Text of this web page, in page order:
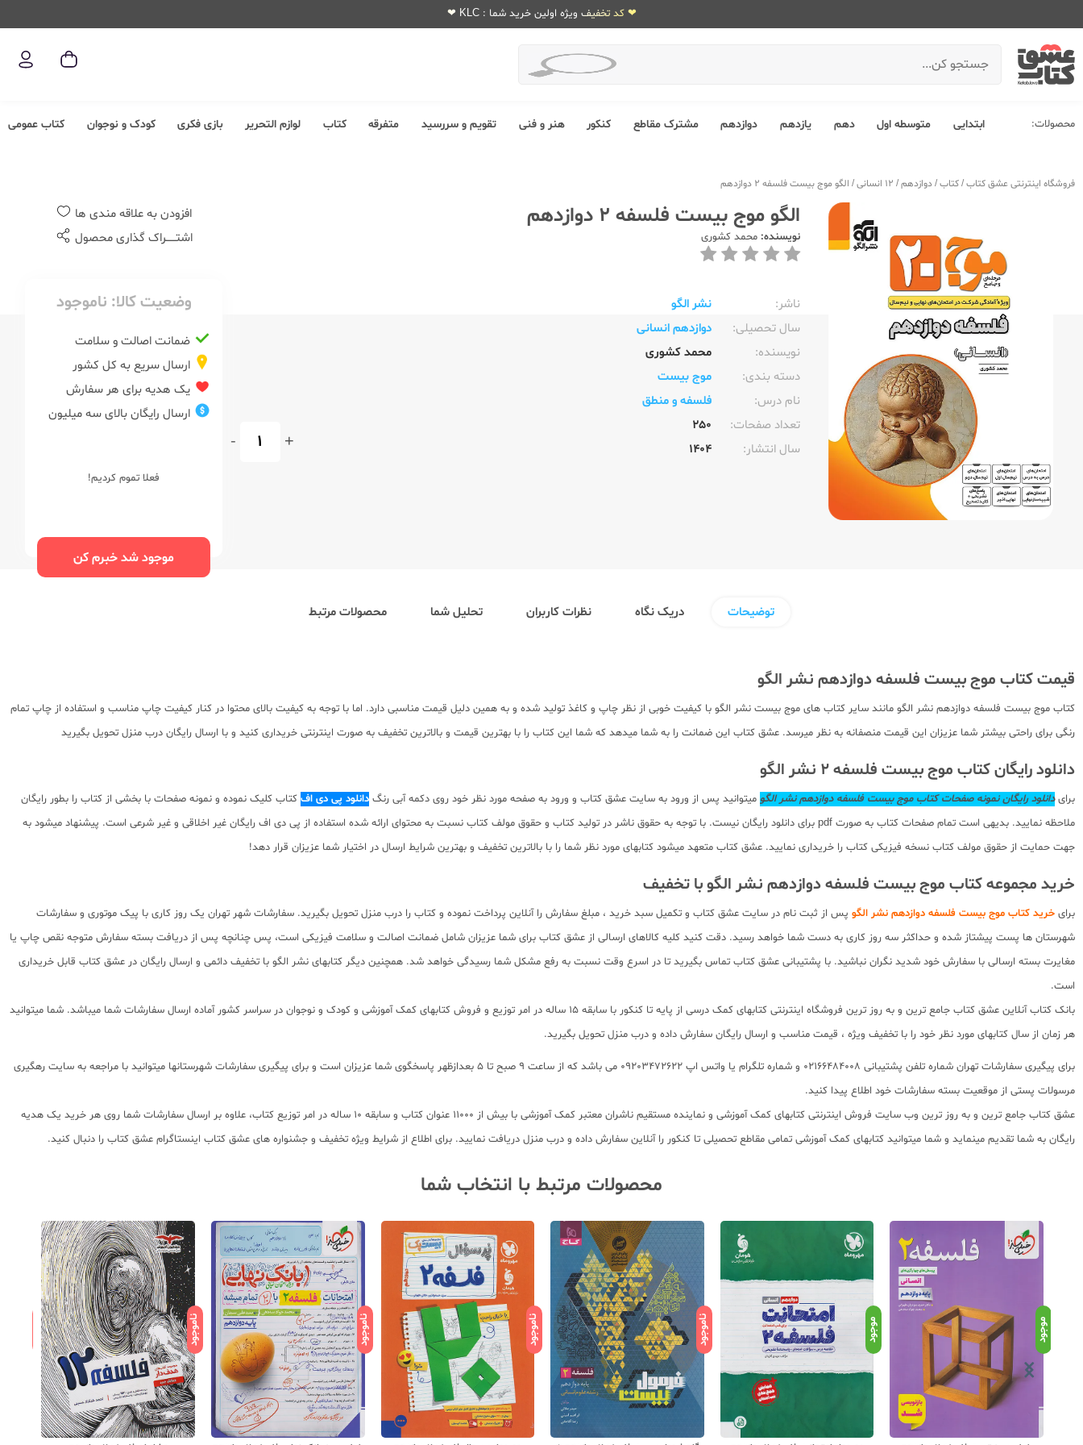
❤ کد تخفیف ویژه اولین خرید شما : KLC ❤
محصولات: ابتدایی متوسطه اول دهم یازدهم دوازدهم مشترک مقاطع کنکور هنر و فنی تقویم و سررسید متفرقه کتاب لوازم التحریر بازی فکری کودک و نوجوان کتاب عمومی
فروشگاه اینترنتی عشق کتاب/کتاب/دوازدهم/ 12 انسانی / الگو موج بیست فلسفه 2 دوازدهم
الگو موج بیست فلسفه 2 دوازدهم
نویسنده: محمد کشوری
ناشر:‌
نشر الگو
سال تحصیلی:‌
دوازدهم انسانی
نویسنده:‌
محمد کشوری
دسته بندی:
موج بیست
نام درس:
فلسفه و منطق
تعداد صفحات:‌
250
سال انتشار:‌
1404
+
-
افزودن به علاقه مندی ها
اشتــــــراک گذاری محصول
وضعیت کالا: ناموجود
ضمانت اصالت و سلامت
ارسال سریع به کل کشور
یک هدیه برای هر سفارش
ارسال رایگان بالای سه میلیون
فعلا تموم کردیم!
موجود شد خبرم کن
توضیحات دریک نگاه نظرات کاربران تحلیل شما محصولات مرتبط
قیمت کتاب موج بیست فلسفه دوازدهم نشر الگو
کتاب موج بیست فلسفه دوازدهم نشر الگو مانند سایر کتاب های موج بیست نشر الگو با کیفیت خوبی از نظر چاپ و کاغذ تولید شده و به همین دلیل قیمت مناسبی دارد. اما با توجه به کیفیت بالای محتوا در کنار کیفیت چاپ مناسب و استفاده از چاپ تمام
رنگی برای راحتی بیشتر شما عزیزان این قیمت منصفانه به نظر میرسد. عشق کتاب این ضمانت را به شما میدهد که شما این کتاب را با بهترین قیمت و بالاترین تخفیف به صورت اینترنتی خریداری کنید و با ارسال رایگان درب منزل تحویل بگیرید
دانلود رایگان کتاب موج بیست فلسفه 2 نشر الگو
برایدانلود رایگان نمونه صفحات کتاب موج بیست فلسفه دوازدهم نشر الگو میتوانید پس از ورود به سایت عشق کتاب و ورود به صفحه مورد نظر خود روی دکمه آبی رنگ دانلود پی دی اف کتاب کلیک نموده و نمونه صفحات با بخشی از کتاب را بطور رایگان
ملاحظه نمایید. بدیهی است تمام صفحات کتاب به صورت pdf برای دانلود رایگان نیست. با توجه به حقوق ناشر در تولید کتاب و حقوق مولف کتاب نسبت به محتوای ارائه شده استفاده از پی دی اف رایگان غیر اخلاقی و غیر شرعی است. پیشنهاد میشود به
جهت حمایت از حقوق مولف کتاب نسخه فیزیکی کتاب را خریداری نمایید. عشق کتاب متعهد میشود کتابهای مورد نظر شما را با بالاترین تخفیف و بهترین شرایط ارسال در اختیار شما عزیزان قرار دهد!
خرید مجموعه کتاب موج بیست فلسفه دوازدهم نشر الگو با تخفیف
برای خرید کتاب موج بیست فلسفه دوازدهم نشر الگو پس از ثبت نام در سایت عشق کتاب و تکمیل سبد خرید ، مبلغ سفارش را آنلاین پرداخت نموده و کتاب را درب منزل تحویل بگیرید. سفارشات شهر تهران یک روز کاری با پیک موتوری و سفارشات
شهرستان ها پست پیشتاز شده و حداکثر سه روز کاری به دست شما خواهد رسید. دقت کنید کلیه کالاهای ارسالی از عشق کتاب برای شما عزیزان شامل ضمانت اصالت و سلامت فیزیکی است، پس چنانچه پس از دریافت بسته سفارش متوجه نقص چاپ یا
مغایرت بسته ارسالی با سفارش خود شدید نگران نباشید. با پشتیبانی عشق کتاب تماس بگیرید تا در اسرع وقت نسبت به رفع مشکل شما رسیدگی خواهد شد. همچنین دیگر کتابهای نشر الگو با تخفیف دائمی و ارسال رایگان در عشق کتاب قابل خریداری
است.
بانک کتاب آنلاین عشق کتاب جامع ترین و به روز ترین فروشگاه اینترنتی کتابهای کمک درسی از پایه تا کنکور با سابقه 15 ساله در امر توزیع و فروش کتابهای کمک آموزشی و کودک و نوجوان در سراسر کشور آماده ارسال سفارشات شما میباشد. شما میتوانید
هر زمان از سال کتابهای مورد نظر خود را با تخفیف ویژه ، قیمت مناسب و ارسال رایگان سفارش داده و درب منزل تحویل بگیرید.
برای پیگیری سفارشات تهران شماره تلفن پشتیبانی 02166484008 و شماره تلگرام یا واتس اپ 09203472622 می باشد که از ساعت 9 صبح تا 5 بعدازظهر پاسخگوی شما عزیزان است و برای پیگیری سفارشات شهرستانها میتوانید با مراجعه به سایت رهگیری
مرسولات پستی از موقعیت بسته سفارشات خود اطلاع پیدا کنید.
عشق کتاب جامع ترین و به روز ترین وب سایت فروش اینترنتی کتابهای کمک آموزشی و نماینده مستقیم ناشران معتبر کمک آموزشی با بیش از 11000 عنوان کتاب و سابقه 10 ساله در امر توزیع کتاب، علاوه بر ارسال سفارشات شما روی هر خرید یک هدیه
رایگان به شما تقدیم مینماید و شما میتوانید کتابهای کمک آموزشی تمامی مقاطع تحصیلی تا کنکور را آنلاین سفارش داده و درب منزل دریافت نمایید. برای اطلاع از شرایط ویژه تخفیف و جشنواره های عشق کتاب اینستاگرام عشق کتاب را دنبال کنید.
محصولات مرتبط با انتخاب شما
موجود موجود ناموجود ناموجود ناموجود ناموجود